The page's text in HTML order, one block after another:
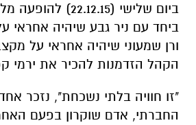
ביום שלישי
ביחד עם ניר גבע שיהיה אחראי
ורן שמעוני שיהיה אחראי על
הקהל הזדמנות להכיר את ירמי
"זו חוויה בלתי נשכחת", נזכר
החברתי, אדם שוקרון בפעם